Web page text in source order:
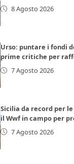
8 Agosto 2026
Urso: puntare i fondi
prime critiche per
7 Agosto 2026
Sicilia da record per
il Wwf in campo per
7 Agosto 2026